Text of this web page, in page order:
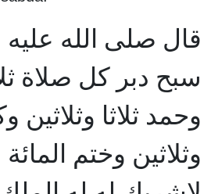
قال صلى الله
سبح دبر كل صلاة
وحمد ثلاثا وثلاثين
وثلاثين وختم المائة